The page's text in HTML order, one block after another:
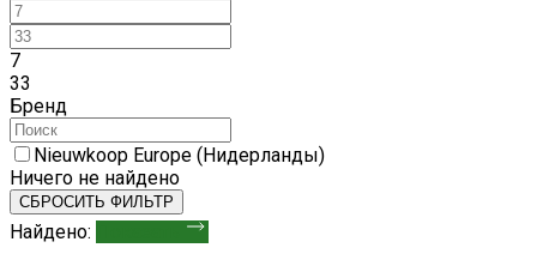
7
33
Бренд
Nieuwkoop Europe (Нидерланды)
Ничего не найдено
СБРОСИТЬ ФИЛЬТР
Найдено: